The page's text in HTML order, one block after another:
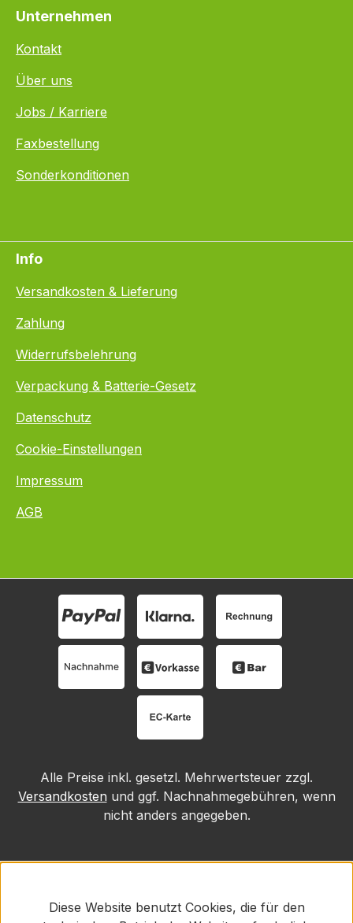
Unternehmen
Kontakt
Über uns
Jobs / Karriere
Faxbestellung
Sonderkonditionen
Info
Versandkosten & Lieferung
Zahlung
Widerrufsbelehrung
Verpackung & Batterie-Gesetz
Datenschutz
Cookie-Einstellungen
Impressum
AGB
Alle Preise inkl. gesetzl. Mehrwertsteuer zzgl.
Versandkosten und ggf. Nachnahmegebühren, wenn
nicht anders angegeben.
Diese Website benutzt Cookies, die für den